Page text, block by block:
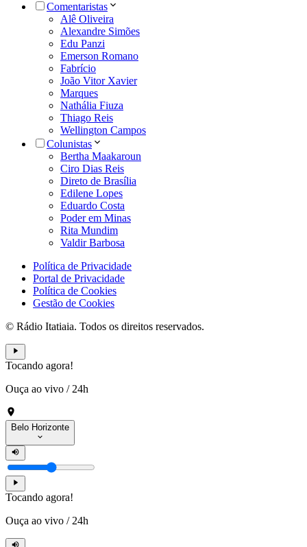
Comentaristas
Alê Oliveira
Alexandre Simões
Edu Panzi
Emerson Romano
Fabrício
João Vitor Xavier
Marques
Nathália Fiuza
Thiago Reis
Wellington Campos
Colunistas
Bertha Maakaroun
Ciro Dias Reis
Direto de Brasília
Edilene Lopes
Eduardo Costa
Poder em Minas
Rita Mundim
Valdir Barbosa
Política de Privacidade
Portal de Privacidade
Política de Cookies
Gestão de Cookies
© Rádio Itatiaia. Todos os direitos reservados.
Tocando agora!
Ouça ao vivo / 24h
Belo Horizonte
Tocando agora!
Ouça ao vivo / 24h